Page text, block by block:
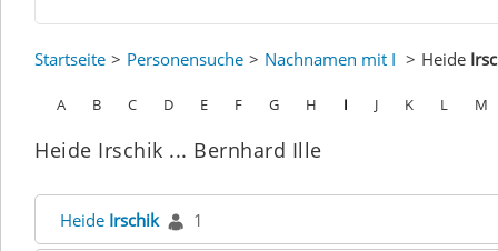
Startseite Personensuche Nachnamen mit I Heide
A B C D E F G H I J K L M
Heide Irschik ... Bernhard Ille
Heide Irschik 1